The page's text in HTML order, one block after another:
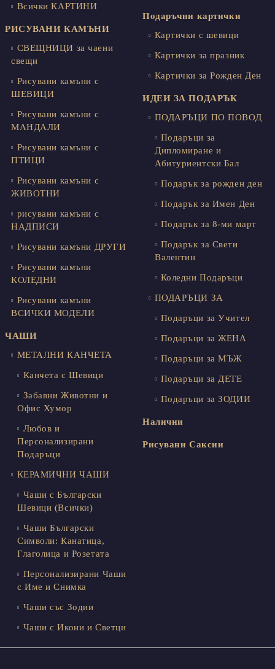
Всички КАРТИНИ
РИСУВАНИ КАМЪНИ
СВЕЩНИЦИ за чаени
свещи
Рисувани камъни с
ШЕВИЦИ
Рисувани камъни с
МАНДАЛИ
Рисувани камъни с
ПТИЦИ
Рисувани камъни с
ЖИВОТНИ
рисувани камъни с
НАДПИСИ
Рисувани камъни ДРУГИ
Рисувани камъни
КОЛЕДНИ
Рисувани камъни
ВСИЧКИ МОДЕЛИ
ЧАШИ
МЕТАЛНИ КАНЧЕТА
Канчета с Шевици
Забавни Животни и
Офис Хумор
Любов и
Персонализирани
Подаръци
КЕРАМИЧНИ ЧАШИ
Чаши с Български
Шевици (Всички)
Чаши Български
Символи: Канатица,
Глаголица и Розетата
Персонализирани Чаши
с Име и Снимка
Чаши със Зодии
Чаши с Икони и Светци
Подаръчни картички
Картички с шевици
Картички за празник
Картички за Рожден Ден
ИДЕИ ЗА ПОДАРЪК
ПОДАРЪЦИ ПО ПОВОД
Подаръци за
Дипломиране и
Абитуриентски Бал
Подарък за рожден ден
Подарък за Имен Ден
Подарък за 8-ми март
Подарък за Свети
Валентин
Коледни Подаръци
ПОДАРЪЦИ ЗА
Подаръци за Учител
Подаръци за ЖЕНА
Подаръци за МЪЖ
Подаръци за ДЕТЕ
Подаръци за ЗОДИИ
Налични
Рисувани Саксии